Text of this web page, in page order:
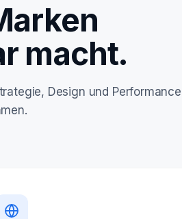
macht.
Design und Performance